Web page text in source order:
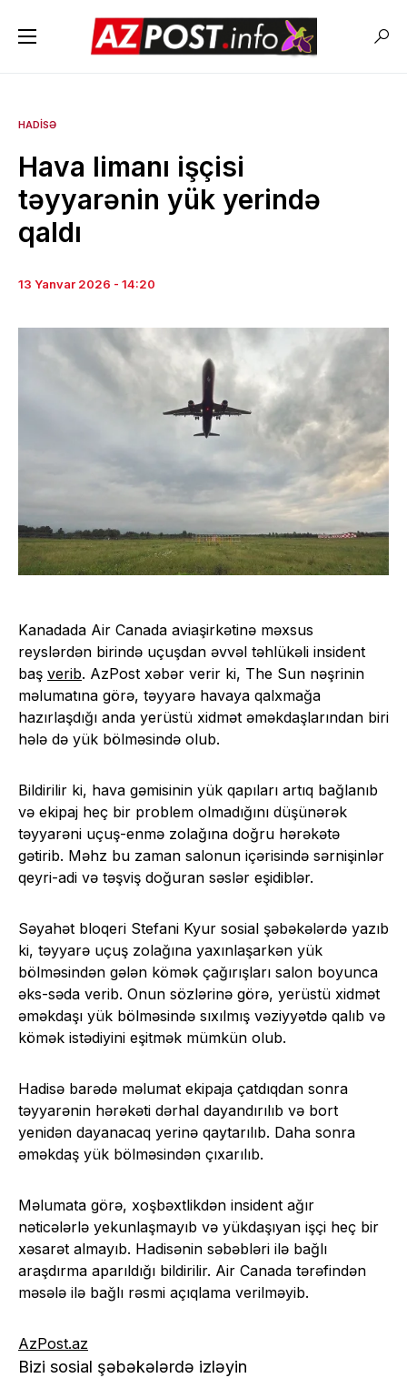
HADISƏ
Hava limanı işçisi
təyyarənin yük yerində
qaldı
13 Yanvar 2026 - 14:20
Kanadada Air Canada aviaşirkətinə məxsus
reyslərdən birində uçuşdan əvvəl təhlükəli insident
baş verib. AzPost xəbər verir ki, The Sun nəşrinin
məlumatına görə, təyyarə havaya qalxmağa
hazırlaşdığı anda yerüstü xidmət əməkdaşlarından biri
hələ də yük bölməsində olub.
Bildirilir ki, hava gəmisinin yük qapıları artıq bağlanıb
və ekipaj heç bir problem olmadığını düşünərək
təyyarəni uçuş-enmə zolağına doğru hərəkətə
gətirib. Məhz bu zaman salonun içərisində sərnişinlər
qeyri-adi və təşviş doğuran səslər eşidiblər.
Səyahət bloqeri Stefani Kyur sosial şəbəkələrdə yazıb
ki, təyyarə uçuş zolağına yaxınlaşarkən yük
bölməsindən gələn kömək çağırışları salon boyunca
əks-səda verib. Onun sözlərinə görə, yerüstü xidmət
əməkdaşı yük bölməsində sıxılmış vəziyyətdə qalıb və
kömək istədiyini eşitmək mümkün olub.
Hadisə barədə məlumat ekipaja çatdıqdan sonra
təyyarənin hərəkəti dərhal dayandırılıb və bort
yenidən dayanacaq yerinə qaytarılıb. Daha sonra
əməkdaş yük bölməsindən çıxarılıb.
Məlumata görə, xoşbəxtlikdən insident ağır
nəticələrlə yekunlaşmayıb və yükdaşıyan işçi heç bir
xəsarət almayıb. Hadisənin səbəbləri ilə bağlı
araşdırma aparıldığı bildirilir. Air Canada tərəfindən
məsələ ilə bağlı rəsmi açıqlama verilməyib.
AzPost.az
Bizi sosial şəbəkələrdə izləyin